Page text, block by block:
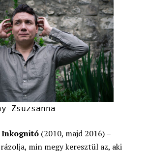
Zsuzsanna
Inkognitó (2010, majd 2016) –
min megy keresztül az, aki